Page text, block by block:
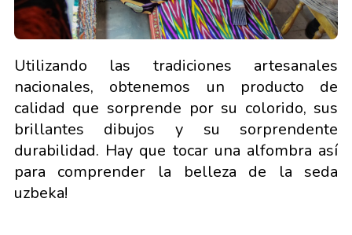
Utilizando las tradiciones artesanales
nacionales, obtenemos un producto de
calidad que sorprende por su colorido, sus
brillantes dibujos y su sorprendente
durabilidad. Hay que tocar una alfombra así
para comprender la belleza de la seda
uzbeka!